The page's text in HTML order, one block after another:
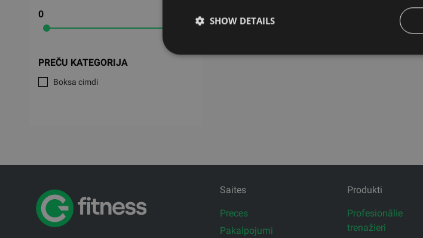
0
PREČU KATEGORIJA
Boksa cimdi
Saites
Preces
Pakalpojumi
Produkti
Profesionālie
trenažieri
SHOW DETAILS